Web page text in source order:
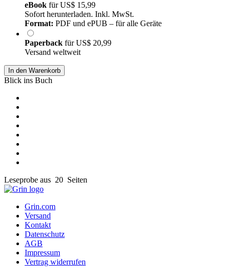
eBook fürUS$ 15,99
Sofort herunterladen. Inkl. MwSt.
Format: PDF und ePUB – für alle Geräte
Paperback fürUS$ 20,99
Versand weltweit
In den Warenkorb
Blick ins Buch
Leseprobe aus 20 Seiten
Grin.com
Versand
Kontakt
Datenschutz
AGB
Impressum
Vertrag widerrufen